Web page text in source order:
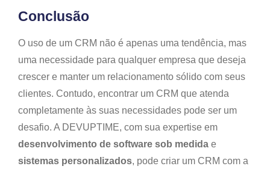
Conclusão
O uso de um CRM não é apenas uma tendência, mas
uma necessidade para qualquer empresa que deseja
crescer e manter um relacionamento sólido com seus
clientes. Contudo, encontrar um CRM que atenda
completamente às suas necessidades pode ser um
desafio. A DEVUPTIME, com sua expertise em
desenvolvimento de software sob medida e
sistemas personalizados, pode criar um CRM com a